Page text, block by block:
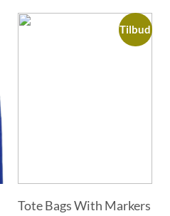
Tilbud
Tote Bags With Markers